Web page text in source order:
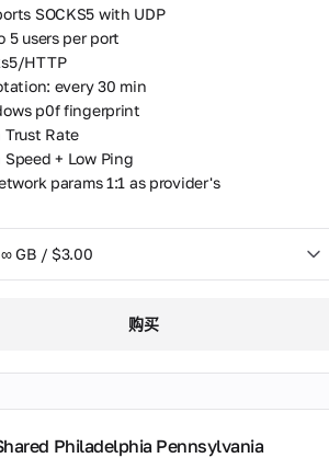
SOCKS5 with UDP
5 users per port
HTTP
every 30 min
p0f fingerprint
Trust Rate
Speed + Low Ping
params 1:1 as provider's
GB / $3.00
购买
Philadelphia Pennsylvania